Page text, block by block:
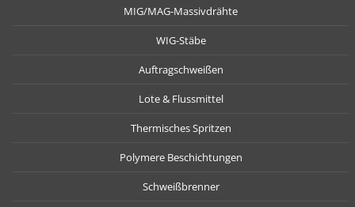
MIG/MAG-Massivdrähte
WIG-Stäbe
Auftragschweißen
Lote & Flussmittel
Thermisches Spritzen
Polymere Beschichtungen
Schweißbrenner